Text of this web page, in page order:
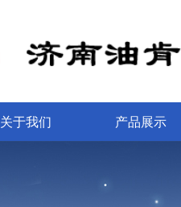
关于我们 产品展示